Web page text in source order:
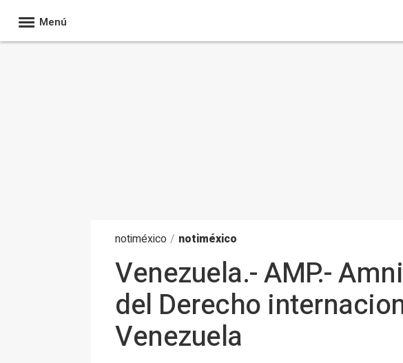
Menú
notiméxico / notiméxico
Venezuela.- AMP.-
del Derecho
Venezuela